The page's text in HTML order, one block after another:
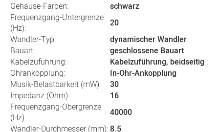
Gehäuse-Farben:
schwarz
Frequenzgang-Untergrenze
(Hz):
20
Wandler-Typ:
dynamischer Wandler
Bauart:
geschlossene Bauart
Kabelzuführung:
Kabelzuführung, beidseitig
Ohrankopplung:
In-Ohr-Ankopplung
Musik-Belastbarkeit (mW):
30
Impedanz (Ohm):
16
Frequenzgang-Obergrenze
(Hz):
40000
Wandler-Durchmesser (mm):8.5